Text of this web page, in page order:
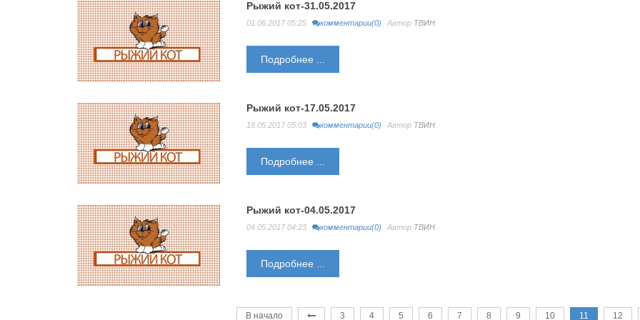
Рыжий кот-31.05.2017
01.06.2017 05:25 комментарии(0) Автор ТВИН
Подробнее ...
Рыжий кот-17.05.2017
18.05.2017 05:03 комментарии(0) Автор ТВИН
Подробнее ...
Рыжий кот-04.05.2017
04.05.2017 04:23 комментарии(0) Автор ТВИН
Подробнее ...
В начало 3 4 5 6 7 8 9 10 11 12